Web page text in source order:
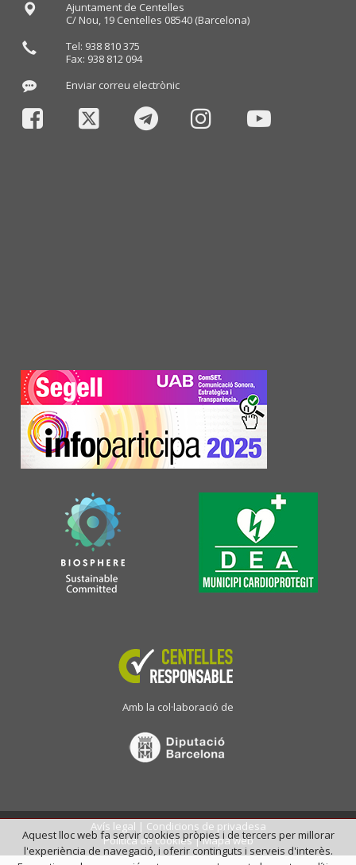
Aquest lloc web fa servir cookies pròpies i de tercers per millorar
l'experiència de navegació, i oferir continguts i serveis d'interès.
Ajuntament de Centelles
C/ Nou, 19 Centelles 08540 (Barcelona)
Tel: 938 810 375
Fax: 938 812 094
Enviar correu electrònic
Amb la col·laboració de
Avís legal | Condicions de privadesa
Política de cookies|Mapa web